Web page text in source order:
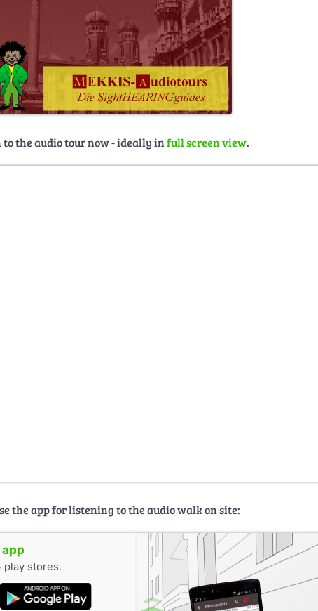
to the audio tour now - ideally infull screen view.
the app for listening to the audio walk on site:
play stores.